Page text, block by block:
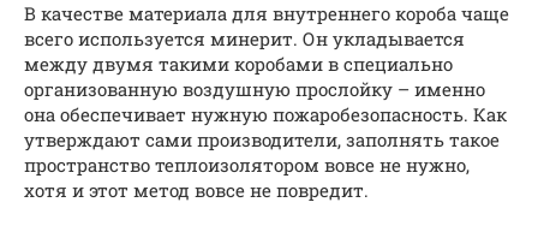
В качестве материала для внутреннего короба чаще
всего используется минерит. Он укладывается
между двумя такими коробами в специально
организованную воздушную прослойку – именно
она обеспечивает нужную пожаробезопасность. Как
утверждают сами производители, заполнять такое
пространство теплоизолятором вовсе не нужно,
хотя и этот метод вовсе не повредит.